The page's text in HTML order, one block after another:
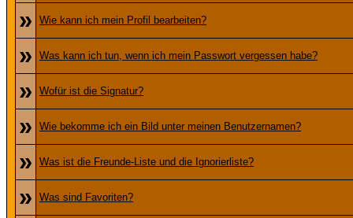
» Wie kann ich mein Profil bearbeiten?
» Was kann ich tun, wenn ich mein Passwort vergessen habe?
» Wofür ist die Signatur?
» Wie bekomme ich ein Bild unter meinen Benutzernamen?
» Was ist die Freunde-Liste und die Ignorierliste?
» Was sind Favoriten?